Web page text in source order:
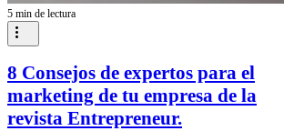
5 min de lectura
8 Consejos de expertos para el
marketing de tu empresa de la
revista Entrepreneur.